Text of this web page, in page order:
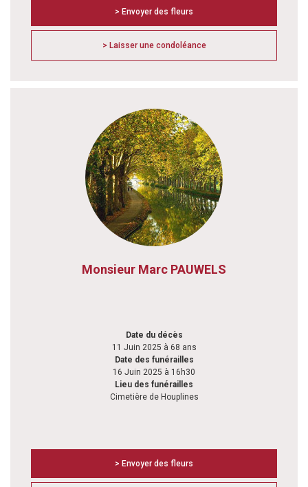
> Envoyer des fleurs
> Laisser une condoléance
Monsieur Marc PAUWELS
Date du décès
11 Juin 2025 à 68 ans
Date des funérailles
16 Juin 2025 à 16h30
Lieu des funérailles
Cimetière de Houplines
> Envoyer des fleurs